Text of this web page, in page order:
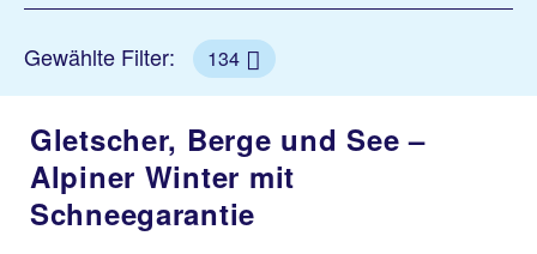
Gewählte Filter: 134
Gletscher, Berge und See –
Alpiner Winter mit
Schneegarantie